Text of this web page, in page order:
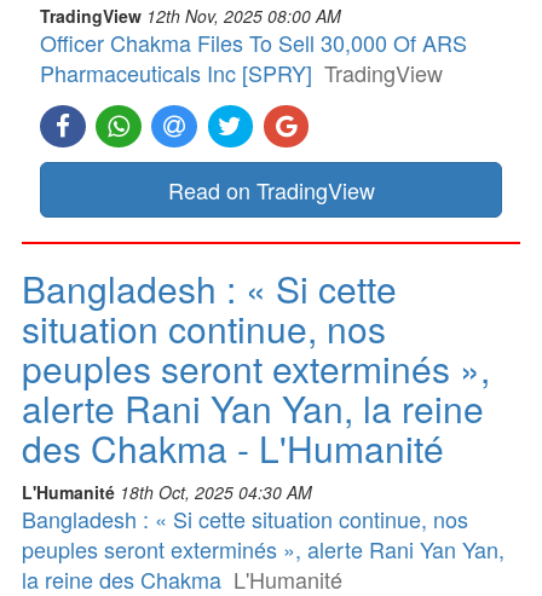
TradingView 12th Nov, 2025 08:00 AM
Officer Chakma Files To Sell 30,000 Of ARS
Pharmaceuticals Inc [SPRY] TradingView
Read on TradingView
Bangladesh : « Si cette
situation continue, nos
peuples seront exterminés »,
alerte Rani Yan Yan, la reine
des Chakma - L'Humanité
L'Humanité 18th Oct, 2025 04:30 AM
Bangladesh : « Si cette situation continue, nos
peuples seront exterminés », alerte Rani Yan Yan,
la reine des Chakma L'Humanité